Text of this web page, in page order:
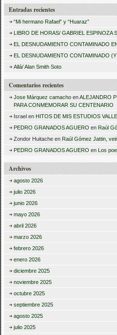
s
r
Entradas recientes
“Mi hermano Rafael” y “Huaraz”
LIBRO DE HORAS/ GABRIEL ESPINOZA
EL DESNUDAMIENTO CONTAMINADO
EL DESNUDAMIENTO CONTAMINADO
Allá/ Alan Smith Soto
Comentarios recientes
Jose Márquez camacho enALEJANDRO
PARA CONMEMORAR SU CENTENARIO
Israel en HITOS DE MIS ESTUDIOS
PEDRO GRANADOS AGUERO en Raúl
Zondor Huitache en Raúl Gómez Jattin,
PEDRO GRANADOS AGUERO en Los
Archivos
agosto 2026
julio 2026
junio 2026
mayo 2026
abril 2026
marzo 2026
febrero 2026
enero 2026
diciembre 2025
noviembre 2025
octubre 2025
septiembre 2025
agosto 2025
julio 2025